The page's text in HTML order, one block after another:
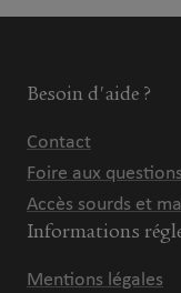
Besoin d'aide ?
Contact
Foire aux
Accès sourds et
Informations
Mentions légales